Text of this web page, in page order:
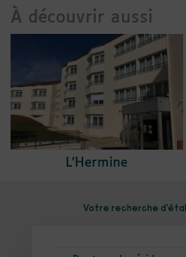
À découvrir aussi
L’Hermine
Votre recherche